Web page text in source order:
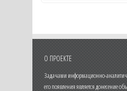
О ПРОЕКТЕ
Задачами информационно-
его появления является донесение